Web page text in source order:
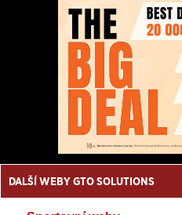
DALŠÍ WEBY GTO SOLUTIONS